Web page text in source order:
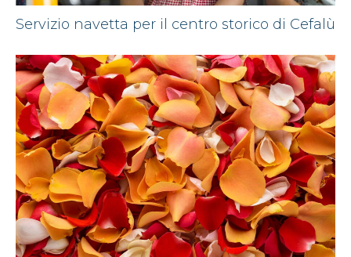
Servizio navetta per il centro storico di Cefalù